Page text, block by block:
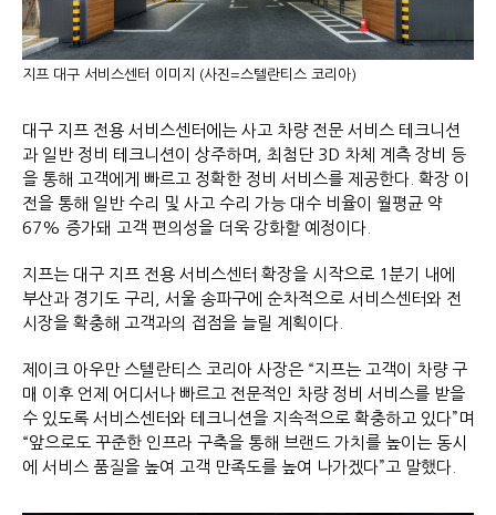
지프 대구 서비스센터 이미지 (사진=스텔란티스 코리아)
대구 지프 전용 서비스센터에는 사고 차량 전문 서비스 테크니션
과 일반 정비 테크니션이 상주하며, 최첨단 3D 차체 계측 장비 등
을 통해 고객에게 빠르고 정확한 정비 서비스를 제공한다. 확장 이
전을 통해 일반 수리 및 사고 수리 가능 대수 비율이 월평균 약
67% 증가돼 고객 편의성을 더욱 강화할 예정이다.
지프는 대구 지프 전용 서비스센터 확장을 시작으로 1분기 내에
부산과 경기도 구리, 서울 송파구에 순차적으로 서비스센터와 전
시장을 확충해 고객과의 접점을 늘릴 계획이다.
제이크 아우만 스텔란티스 코리아 사장은 “지프는 고객이 차량 구
매 이후 언제 어디서나 빠르고 전문적인 차량 정비 서비스를 받을
수 있도록 서비스센터와 테크니션을 지속적으로 확충하고 있다”며
“앞으로도 꾸준한 인프라 구축을 통해 브랜드 가치를 높이는 동시
에 서비스 품질을 높여 고객 만족도를 높여 나가겠다”고 말했다.